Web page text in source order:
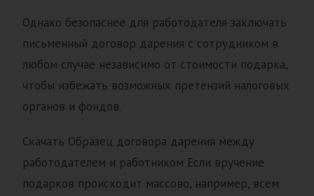
Однако безопаснее для работодателя заключать
письменный договор дарения с сотрудником в
любом случае независимо от стоимости подарка,
чтобы избежать возможных претензий налоговых
органов и фондов.
Скачать Образец договора дарения между
работодателем и работником Если вручение
подарков происходит массово, например, всем